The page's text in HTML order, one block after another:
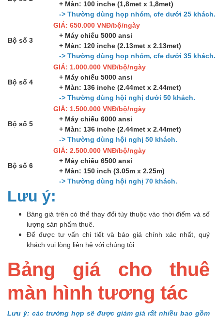
+ Màn: 100 inche (1,8met x 1,8met)
-> Thường dùng họp nhóm, cfe dưới 25 khách.
Bộ số 3
GIÁ: 650.000 VNĐ/bộ/ngày
+ Máy chiếu 5000 ansi
+ Màn: 120 inche (2.13met x 2.13met)
-> Thường dùng họp nhóm, cfe dưới 35 khách.
Bộ số 4
GIÁ: 1.000.000 VNĐ/bộ/ngày
+ Máy chiếu 5000 ansi
+ Màn: 136 inche (2.44met x 2.44met)
-> Thường dùng hội nghị dưới 50 khách.
Bộ số 5
GIÁ: 1.500.000 VNĐ/bộ/ngày
+ Máy chiếu 6000 ansi
+ Màn: 136 inche (2.44met x 2.44met)
-> Thường dùng hội nghị 50 khách.
Bộ số 6
GIÁ: 2.500.000 VNĐ/bộ/ngày
+ Máy chiếu 6500 ansi
+ Màn: 150 inch (3.05m x 2.25m)
-> Thường dùng hội nghị 70 khách.
Lưu ý:
Bảng giá trên có thể thay đổi tùy thuộc vào thời điểm và số
lượng sản phẩm thuê.
Để được tư vấn chi tiết và báo giá chính xác nhất, quý
khách vui lòng liên hệ với chúng tôi
Bảng giá cho thuê
màn hình tương tác
Lưu ý: các trường hợp sẽ được giảm giá rất nhiều bao gồm